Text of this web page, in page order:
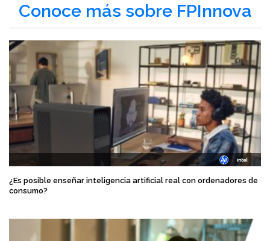
Conoce más sobre FPInnova
¿Es posible enseñar inteligencia artificial real con ordenadores de
consumo?